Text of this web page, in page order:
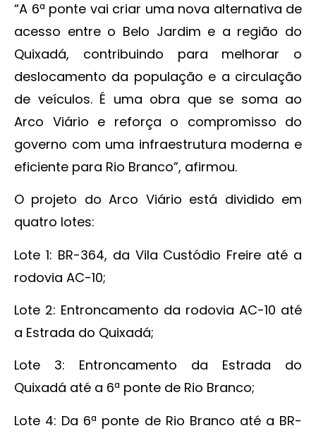
“A 6ª ponte vai criar uma nova alternativa de
acesso entre o Belo Jardim e a região do
Quixadá, contribuindo para melhorar o
deslocamento da população e a circulação
de veículos. É uma obra que se soma ao
Arco Viário e reforça o compromisso do
governo com uma infraestrutura moderna e
eficiente para Rio Branco”, afirmou.
O projeto do Arco Viário está dividido em
quatro lotes:
Lote 1: BR-364, da Vila Custódio Freire até a
rodovia AC-10;
Lote 2: Entroncamento da rodovia AC-10 até
a Estrada do Quixadá;
Lote 3: Entroncamento da Estrada do
Quixadá até a 6ª ponte de Rio Branco;
Lote 4: Da 6ª ponte de Rio Branco até a BR-